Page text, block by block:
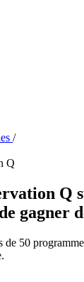
/
Q
Q
gagner
de 50